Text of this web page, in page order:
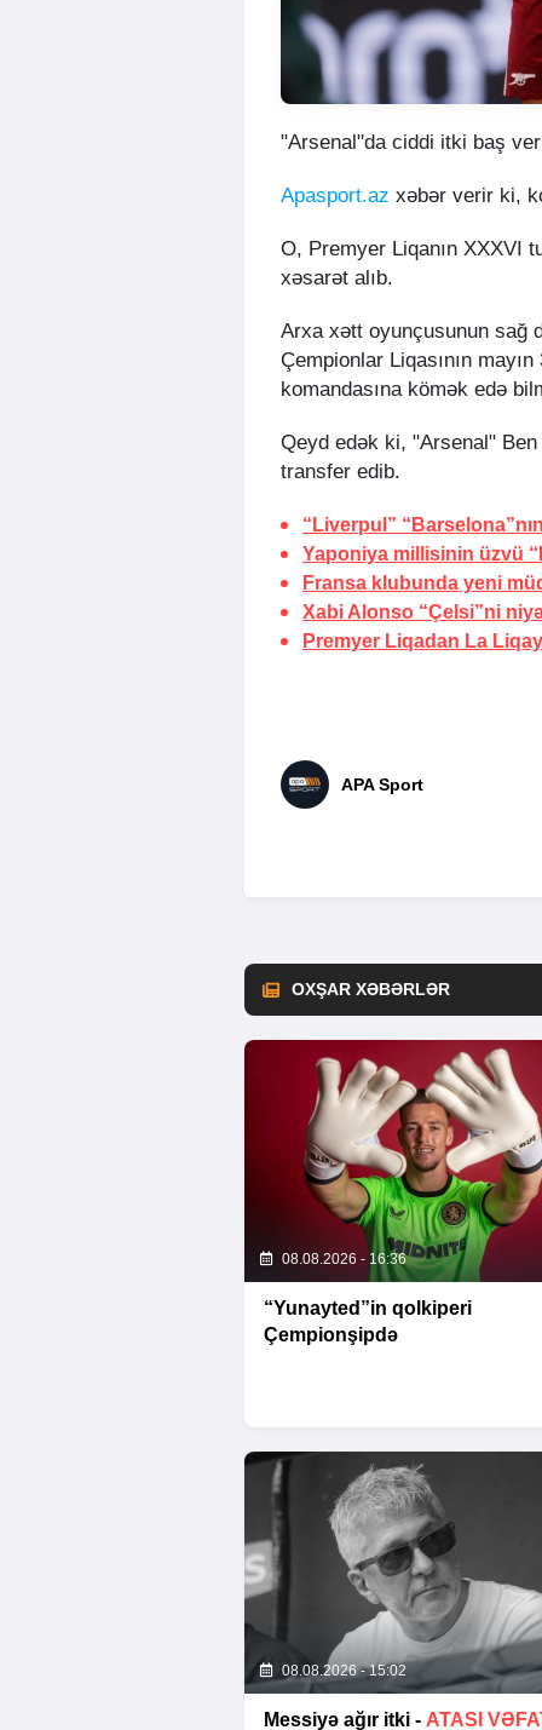
"Arsenal"da ciddi itki baş
Apasport.az xəbər verir ki,
O, Premyer Liqanın XXXVI
xəsarət alıb.
Arxa xətt oyunçusunun sağ
Çempionlar Liqasının
komandasına kömək edə
Qeyd edək ki, "Arsenal"
transfer edib.
“Liverpul”
Yaponiya millisinin üzvü
Fransa klubunda yeni
Xabi Alonso “Çelsi”ni
Premyer Liqadan La
APA Sport
OXŞAR XƏBƏRLƏR
08.08.2026 - 16:36
“Yunayted”in qolkiperi
Çempionşipdə
08.08.2026 - 15:02
Messiyə ağır itki - ATASI